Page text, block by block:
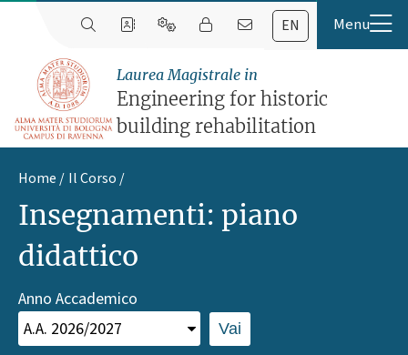
EN
Laurea Magistrale in
Engineering for historic
building rehabilitation
Home Il Corso
Insegnamenti: piano
didattico
Anno Accademico
Vai